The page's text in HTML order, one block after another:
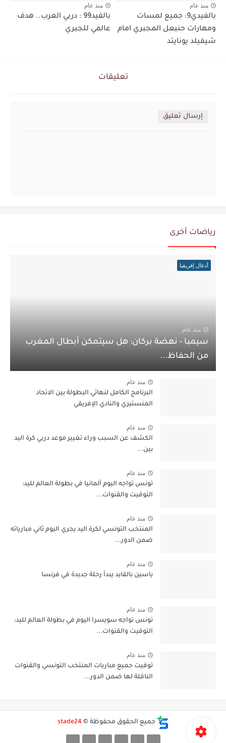
منذ عام
بالفيدي9: جميع لمسات
ومهارات حنبعل المجبري امام
شيفيلد يونايتد
منذ عام
بالفيد99 : دربي العرب.. هدف
عالمي للجبري
تعليقات
إرسال تعليق
رياضات أخرى
أدغال إفريقيا
منذ عام
سيمبا - نهضة بركان: هل سيتمكن أبطال المغرب
من الحفاظ...
منذ عام
البرنامج الكامل لنهائي البطولة بين الاتحاد
المنستيري والنادي الإفريقي
منذ عام
الكشف عن السبب وراء تغيير موعد دربي كرة اليد
بين...
منذ عام
تونس تواجه اليوم ألمانيا في بطولة العالم لليد:
التوقيت والقنوات...
منذ عام
المنتخب التونسي لكرة اليد يجري اليوم ثاني مبارياته
ضمن الدور...
منذ عام
ياسين بالقايد يبدأ رحلة جديدة في فرنسا
منذ عام
تونس تواجه سويسرا اليوم في بطولة العالم لليد:
التوقيت والقنوات...
منذ عام
توقيت جميع مباريات المنتخب التونسي والقنوات
الناقلة لها ضمن الدور...
جميع الحقوق محفوظة © stade24